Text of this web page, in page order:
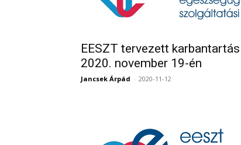
EESZT tervezett karbantartás
2020. november 19-én
Jancsek Árpád - 2020-11-12